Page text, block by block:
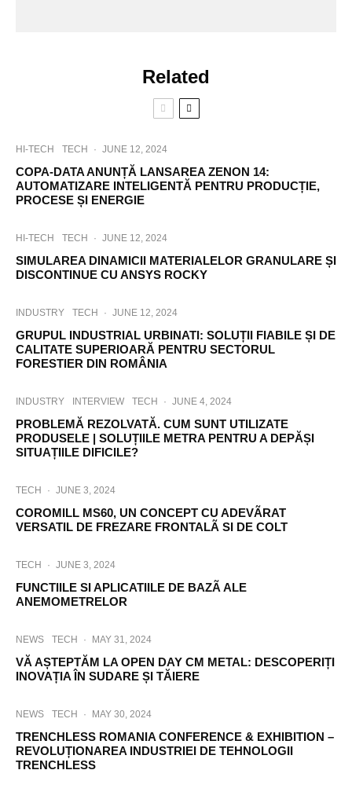
Related
HI-TECH TECH · JUNE 12, 2024
COPA-DATA ANUNȚĂ LANSAREA ZENON 14:
AUTOMATIZARE INTELIGENTĂ PENTRU PRODUCȚIE,
PROCESE ȘI ENERGIE
HI-TECH TECH · JUNE 12, 2024
SIMULAREA DINAMICII MATERIALELOR GRANULARE ȘI
DISCONTINUE CU ANSYS ROCKY
INDUSTRY TECH · JUNE 12, 2024
GRUPUL INDUSTRIAL URBINATI: SOLUȚII FIABILE ȘI DE
CALITATE SUPERIOARĂ PENTRU SECTORUL
FORESTIER DIN ROMÂNIA
INDUSTRY INTERVIEW TECH · JUNE 4, 2024
PROBLEMĂ REZOLVATĂ. CUM SUNT UTILIZATE
PRODUSELE | SOLUȚIILE METRA PENTRU A DEPĂȘI
SITUAȚIILE DIFICILE?
TECH · JUNE 3, 2024
COROMILL MS60, UN CONCEPT CU ADEVÃRAT
VERSATIL DE FREZARE FRONTALÃ SI DE COLT
TECH · JUNE 3, 2024
FUNCTIILE SI APLICATIILE DE BAZÃ ALE
ANEMOMETRELOR
NEWS TECH · MAY 31, 2024
VĂ AȘTEPTĂM LA OPEN DAY CM METAL: DESCOPERIȚI
INOVAȚIA ÎN SUDARE ȘI TĂIERE
NEWS TECH · MAY 30, 2024
TRENCHLESS ROMANIA CONFERENCE & EXHIBITION –
REVOLUȚIONAREA INDUSTRIEI DE TEHNOLOGII
TRENCHLESS